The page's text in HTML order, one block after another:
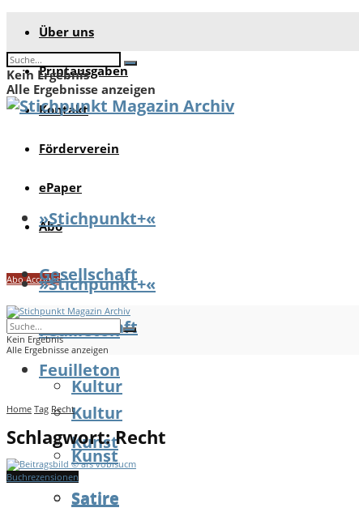
Über uns
Printausgaben
Kontakt
Förderverein
ePaper
Abo
Abo Account
Kein Ergebnis
Alle Ergebnisse anzeigen
»Stichpunkt+«
Gesellschaft
Feuilleton
Kultur
Kunst
Satire
»Stichpunkt+«
Gesellschaft
Feuilleton
Kultur
Kunst
Satire
Kein Ergebnis
Alle Ergebnisse anzeigen
Home Tag Recht
Schlagwort:Recht
Buchrezensionen